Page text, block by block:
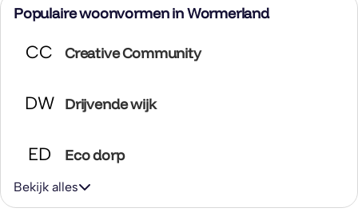
Populaire woonvormen in Wormerland
CC Creative Community
DW Drijvende wijk
ED Eco dorp
Bekijk alles